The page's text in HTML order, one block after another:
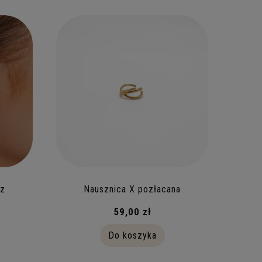
Nausznica X pozłacana
59,00 zł
Do koszyka